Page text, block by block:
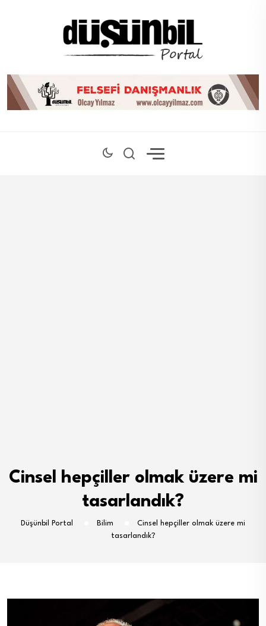
Cinsel hepçiller olmak üzere mi
tasarlandık?
Düşünbil Portal Bilim
Cinsel hepçiller olmak üzere mi
tasarlandık?